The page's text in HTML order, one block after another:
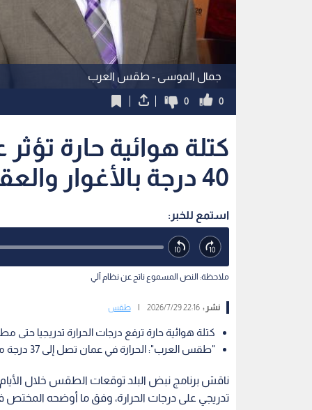
جمال الموسى - طقس العرب
0
0
كتلة هوائية حارة تؤثر
40 درجة بالأغوار والعقبة
استمع للخبر:
ملاحظة: النص المسموع ناتج عن نظام آلي
نشر :22:16 2026/7/29 طقس
كتلة هوائية حارة ترفع درجات الحرارة تدريجيا حتى
"طقس العرب": الحرارة في عمان تصل إلى 37 درجة مئوية، وتتجاوز 42 درجة في الأغوار والعقبة.
ناقش برنامج نبض البلد توقعات الطقس خلال الأيام
تدريجي على درجات الحرارة، وفق ما أوضحه